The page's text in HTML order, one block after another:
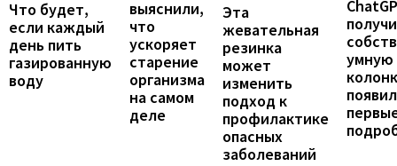
Что будет,
если каждый
день пить
газированную
воду
выяснили,
что
ускоряет
старение
организма
на самом
деле
Эта
жевательная
резинка
может
изменить
подход к
профилактике
опасных
заболеваний
умную